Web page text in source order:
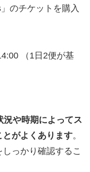
のチケットを購入
（1日2便が基
況や時期によってス
がよくあります。
っかり確認するこ